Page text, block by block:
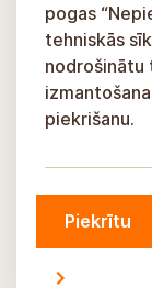
pogas
tehniskās
nodrošinātu
piekrišanu.
Piekrītu